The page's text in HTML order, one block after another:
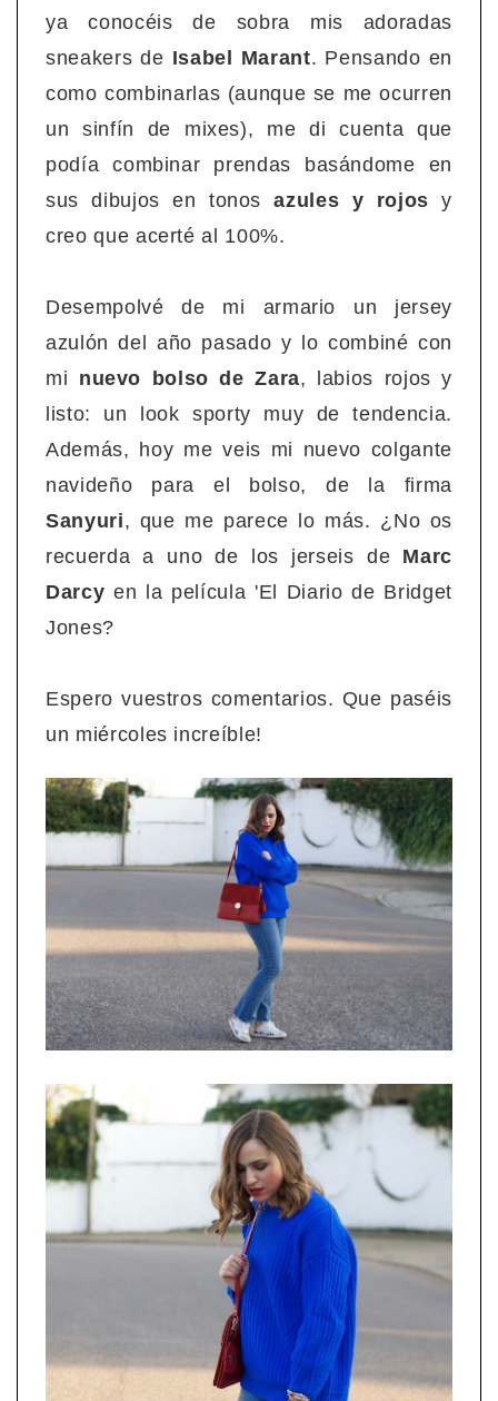
ya conocéis de sobra mis adoradas
sneakers de Isabel Marant. Pensando en
como combinarlas (aunque se me ocurren
un sinfín de mixes), me di cuenta que
podía combinar prendas basándome en
sus dibujos en tonosazules y rojos y
creo que acerté al 100%.
Desempolvé de mi armario un jersey
azulón del año pasado y lo combiné con
mi nuevo bolso de Zara, labios rojos y
listo: un look sporty muy de tendencia.
Además, hoy me veis mi nuevo colgante
navideño para el bolso, de la firma
Sanyuri, que me parece lo más. ¿No os
recuerda a uno de los jerseis de Marc
Darcy en la película 'El Diario de Bridget
Jones?
Espero vuestros comentarios. Que paséis
un miércoles increíble!